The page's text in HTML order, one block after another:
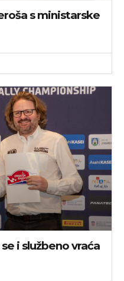
s ministarske
i službeno vraća